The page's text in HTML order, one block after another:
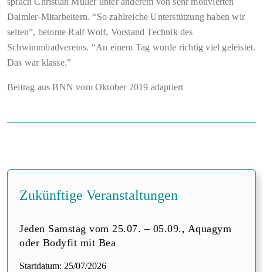
Daimler-Mitarbeitern. “So zahlreiche Unterstützung haben wir
selten”, betonte Ralf Wolf, Vorstand Technik des
Schwimmbadvereins. “An einem Tag wurde richtig viel geleistet.
Das war klasse.”
Beitrag aus BNN vom Oktober 2019 adaptiert
Zukünftige Veranstaltungen
Jeden Samstag vom 25.07. – 05.09., Aquagym
oder Bodyfit mit Bea
Startdatum: 25/07/2026